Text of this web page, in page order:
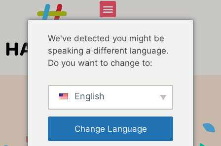
We've detected you might be
speaking a different language.
Do you want to change to:
English
Change Language